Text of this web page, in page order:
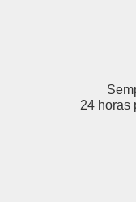
24 horas